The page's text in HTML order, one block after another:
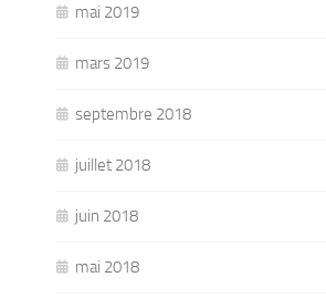
mai 2019
mars 2019
septembre 2018
juillet 2018
juin 2018
mai 2018